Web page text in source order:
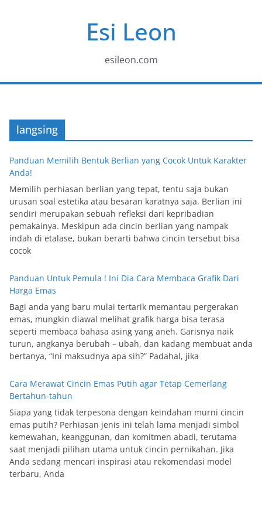
Esi Leon
esileon.com
langsing
Panduan Memilih Bentuk Berlian yang Cocok Untuk Karakter
Anda!
Memilih perhiasan berlian yang tepat, tentu saja bukan
urusan soal estetika atau besaran karatnya saja. Berlian ini
sendiri merupakan sebuah refleksi dari kepribadian
pemakainya. Meskipun ada cincin berlian yang nampak
indah di etalase, bukan berarti bahwa cincin tersebut bisa
cocok
Panduan Untuk Pemula ! Ini Dia Cara Membaca Grafik Dari
Harga Emas
Bagi anda yang baru mulai tertarik memantau pergerakan
emas, mungkin diawal melihat grafik harga bisa terasa
seperti membaca bahasa asing yang aneh. Garisnya naik
turun, angkanya berubah – ubah, dan kadang membuat anda
bertanya, “Ini maksudnya apa sih?” Padahal, jika
Cara Merawat Cincin Emas Putih agar Tetap Cemerlang
Bertahun-tahun
Siapa yang tidak terpesona dengan keindahan murni cincin
emas putih? Perhiasan jenis ini telah lama menjadi simbol
kemewahan, keanggunan, dan komitmen abadi, terutama
saat menjadi pilihan utama untuk cincin pernikahan. Jika
Anda sedang mencari inspirasi atau rekomendasi model
terbaru, Anda